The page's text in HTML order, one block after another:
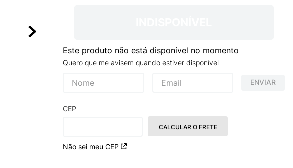
Este produto não está disponível no momento
Quero que me avisem quando estiver disponível
ENVIAR
CEP
Não sei meu CEP
CALCULAR O FRETE